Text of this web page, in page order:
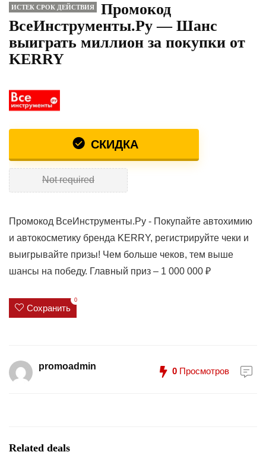
ИСТЕК СРОК ДЕЙСТВИЯ
Промокод
ВсеИнструменты.Ру — Шанс
выиграть миллион за покупки от
KERRY
СКИДКА
Not required
Промокод ВсеИнструменты.Ру - Покупайте автохимию
и автокосметику бренда KERRY, регистрируйте чеки и
выигрывайте призы! Чем больше чеков, тем выше
шансы на победу. Главный приз – 1 000 000 ₽
Сохранить
0
promoadmin 0 Просмотров
Related deals